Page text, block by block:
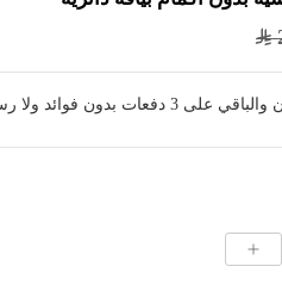
على 3 دفعات بدون فوائد ولا رسوم مخفية